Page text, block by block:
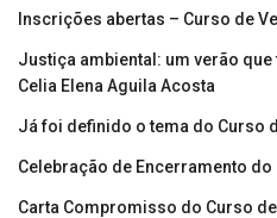
Inscrições abertas – Curso de
Justiça ambiental: um verão
Celia Elena Aguila Acosta
Já foi definido o tema do Curso
Celebração de Encerramento do
Carta Compromisso do Curso